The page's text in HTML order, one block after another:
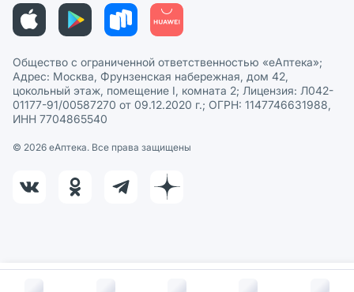
В корзину за
Политика в отношении обработки персональных данных
Общество с ограниченной ответственностью «еАптека»;
Адрес: Москва, Фрунзенская набережная, дом 42,
цокольный этаж, помещение I, комната 2; Лицензия: Л042-
01177-91/00587270 от 09.12.2020 г.; ОГРН: 1147746631988,
ИНН 7704865540
© 2026 eАптека. Все права защищены